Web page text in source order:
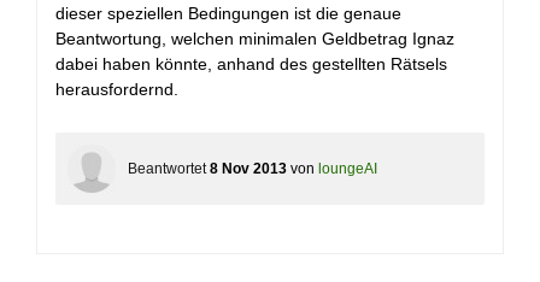
dieser speziellen Bedingungen ist die genaue
Beantwortung, welchen minimalen Geldbetrag Ignaz
dabei haben könnte, anhand des gestellten Rätsels
herausfordernd.
Beantwortet 8 Nov 2013 von loungeAI